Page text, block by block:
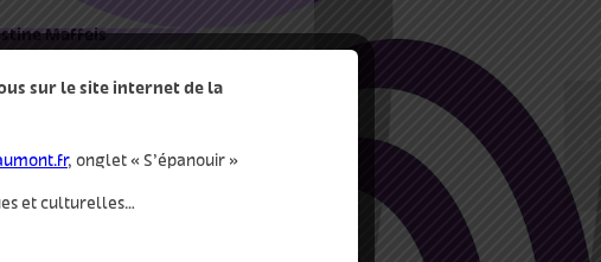
Maffeis
facettes et reliefs sonores
varié et créent un
sur le site internet de la
, onglet « S’épanouir »
et culturelles…